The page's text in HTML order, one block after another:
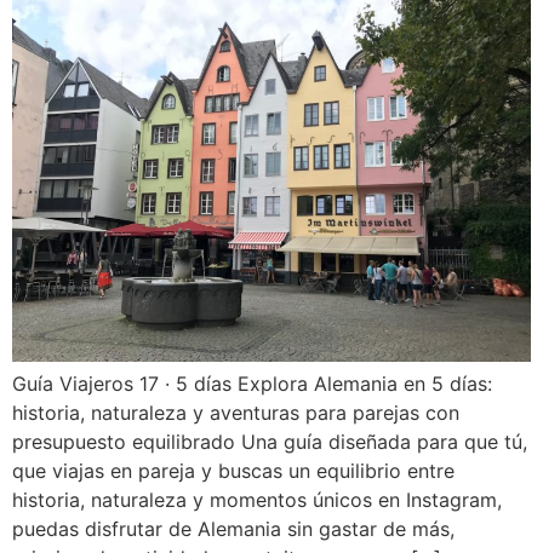
Guía Viajeros 17 · 5 días Explora Alemania en 5 días:
historia, naturaleza y aventuras para parejas con
presupuesto equilibrado Una guía diseñada para que tú,
que viajas en pareja y buscas un equilibrio entre
historia, naturaleza y momentos únicos en Instagram,
puedas disfrutar de Alemania sin gastar de más,